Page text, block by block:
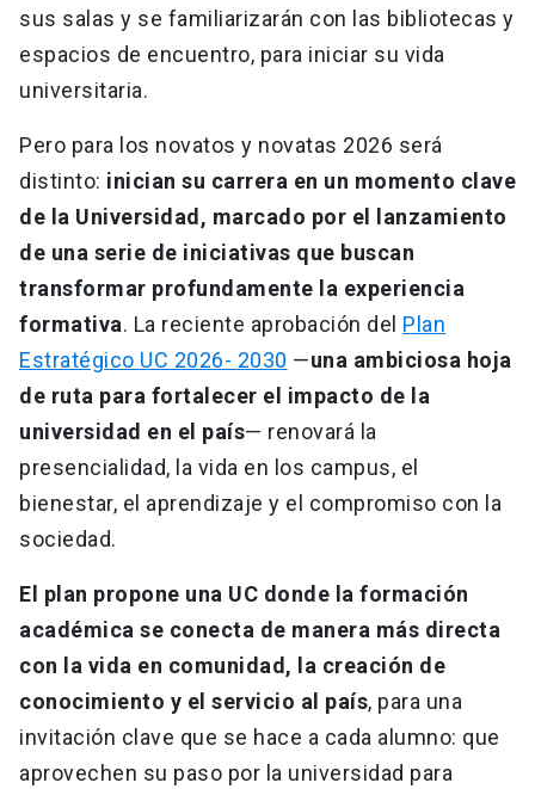
sus salas y se familiarizarán con las bibliotecas y
espacios de encuentro, para iniciar su vida
universitaria.
Pero para los novatos y novatas 2026 será
distinto: inician su carrera en un momento clave
de la Universidad, marcado por el lanzamiento
de una serie de iniciativas que buscan
transformar profundamente la experiencia
formativa. La reciente aprobación del Plan
Estratégico UC 2026- 2030 —una ambiciosa hoja
de ruta para fortalecer el impacto de la
universidad en el país— renovará la
presencialidad, la vida en los campus, el
bienestar, el aprendizaje y el compromiso con la
sociedad.
El plan propone una UC donde la formación
académica se conecta de manera más directa
con la vida en comunidad, la creación de
conocimiento y el servicio al país, para una
invitación clave que se hace a cada alumno: que
aprovechen su paso por la universidad para